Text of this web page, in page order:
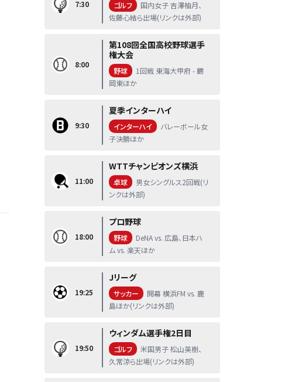
7:30 ゴルフ
国内女子 吉澤柚月、
佐藤心結ら出場(リンクは外部)
8:00
第108回全国高校野球選手
権大会
野球
1回戦 東海大甲府 - 鶴
岡東ほか
9:30
夏季インターハイ
インターハイ
バレーボール女
子決勝ほか
11:00
WTTチャンピオンズ横浜
卓球
男女シングルス2回戦(リ
ンクは外部)
18:00
プロ野球
野球
DeNA vs. 広島、日本ハ
ム vs. 楽天ほか
19:25
Jリーグ
サッカー
開幕 横浜FM vs. 鹿
島ほか(リンクは外部)
19:50
ウィンダム選手権2日目
ゴルフ
米国男子 松山英樹、
久常涼ら出場(リンクは外部)